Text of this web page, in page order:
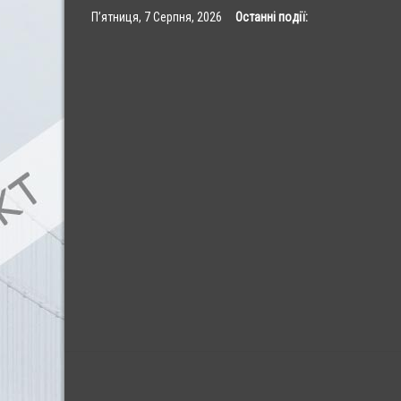
П’ятниця, 7 Серпня, 2026 Останні події: